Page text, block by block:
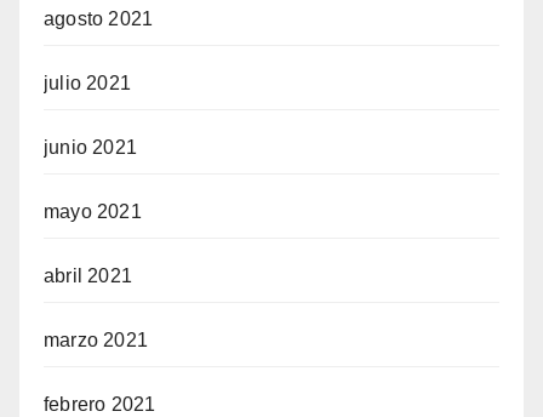
agosto 2021
julio 2021
junio 2021
mayo 2021
abril 2021
marzo 2021
febrero 2021